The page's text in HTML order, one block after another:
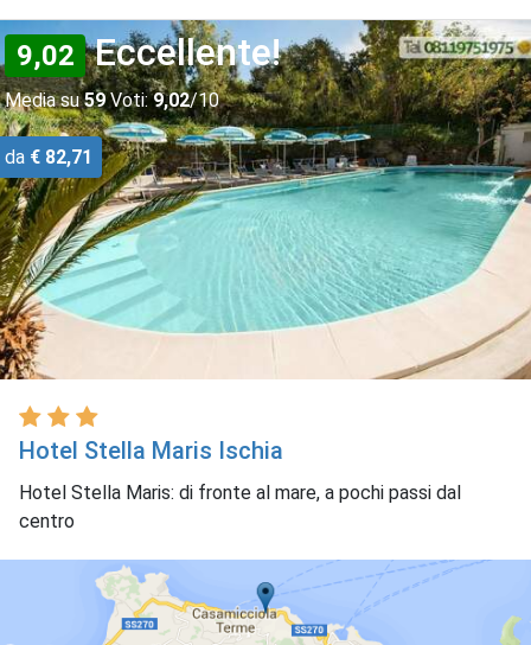
9,02 Eccellente!
Media su59Voti: 9,02/10
da € 82,71
Hotel Stella Maris Ischia
Hotel Stella Maris: di fronte al mare, a pochi passi dal
centro